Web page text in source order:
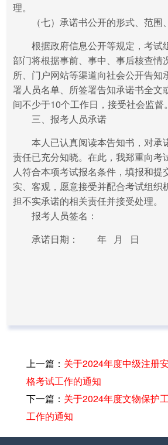
理。
（七）承诺书公开的形式、范围
根据政府信息公开等规定，考试
部门将根据事前、事中、事后核查情
所、门户网站等渠道向社会公开告知
署人员名单、所签署告知承诺书全文
间不少于10个工作日，接受社会监督。
三、报考人员承诺
本人已认真阅读本告知书，对承
责任已充分知晓。在此，我郑重向考
人符合本项考试报名条件，填报和提
实、客观，愿意接受并配合考试组织
担不实承诺的相关责任并接受处理。
报考人员签名：
承诺日期： 年 月 日
上一篇： 关于2024年度中级注册
格考试工作的通知
下一篇： 关于2024年度文物保护
工作的通知